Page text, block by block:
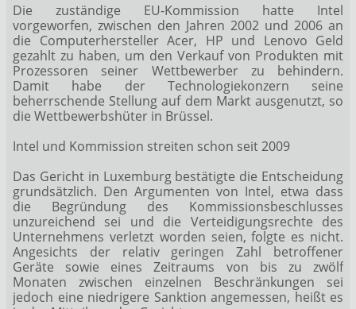
Die zuständige EU-Kommission hatte Intel
vorgeworfen, zwischen den Jahren 2002 und 2006 an
die Computerhersteller Acer, HP und Lenovo Geld
gezahlt zu haben, um den Verkauf von Produkten mit
Prozessoren seiner Wettbewerber zu behindern.
Damit habe der Technologiekonzern seine
beherrschende Stellung auf dem Markt ausgenutzt, so
die Wettbewerbshüter in Brüssel.
Intel und Kommission streiten schon seit 2009
Das Gericht in Luxemburg bestätigte die Entscheidung
grundsätzlich. Den Argumenten von Intel, etwa dass
die Begründung des Kommissionsbeschlusses
unzureichend sei und die Verteidigungsrechte des
Unternehmens verletzt worden seien, folgte es nicht.
Angesichts der relativ geringen Zahl betroffener
Geräte sowie eines Zeitraums von bis zu zwölf
Monaten zwischen einzelnen Beschränkungen sei
jedoch eine niedrigere Sanktion angemessen, heißt es